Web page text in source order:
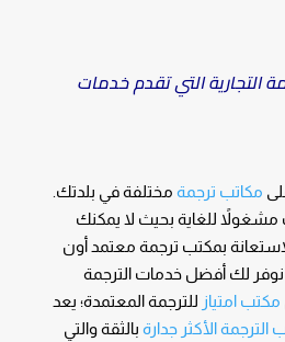
التجارية التي تقدم خدمات
مكاتب ترجمةمختلفة في بلدتك.
مشغولاً للغاية بحيث لا يمكنك
بمكتب ترجمة معتمد أون
نوفر لك أفضل خدمات الترجمة
مكتب امتياز للترجمة المعتمدة؛ يعد
الترجمة الأكثر جدارةبالثقة والتي